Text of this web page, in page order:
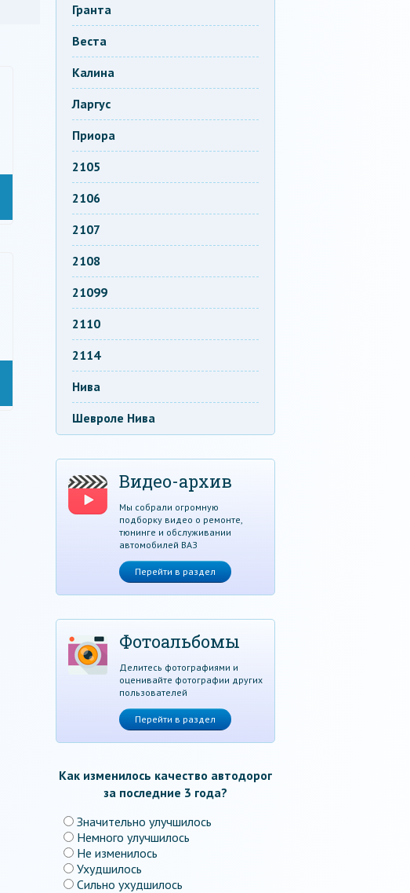
Гранта
Веста
Калина
Ларгус
Приора
2105
2106
2107
2108
21099
2110
2114
Нива
Шевроле Нива
Видео-архив
Мы собрали огромную
подборку видео о ремонте,
тюнинге и обслуживании
автомобилей ВАЗ
Перейти в раздел
Фотоальбомы
Делитесь фотографиями и
оценивайте фотографии других
пользователей
Перейти в раздел
Как изменилось качество автодорог
за последние 3 года?
Значительно улучшилось
Немного улучшилось
Не изменилось
Ухудшилось
Сильно ухудшилось